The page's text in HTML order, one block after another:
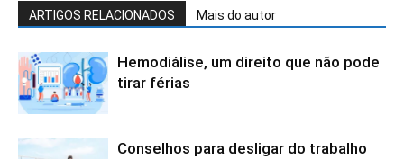
ARTIGOS RELACIONADOS Mais do autor
Hemodiálise, um direito que não pode
tirar férias
Conselhos para desligar do trabalho